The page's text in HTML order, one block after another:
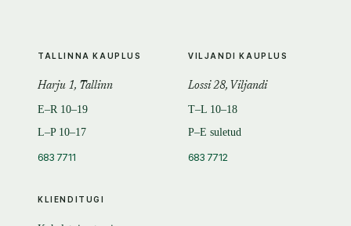
KLIENDITUGI
TALLINNA KAUPLUS
Harju 1, Tallinn
E–R 10–19
L–P 10–17
683 7711
VILJANDI KAUPLUS
Lossi 28, Viljandi
T–L 10–18
P–E suletud
683 7712